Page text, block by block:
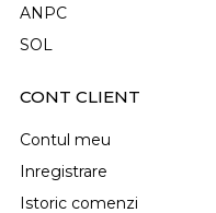
ANPC
SOL
CONT CLIENT
Contul meu
Inregistrare
Istoric comenzi